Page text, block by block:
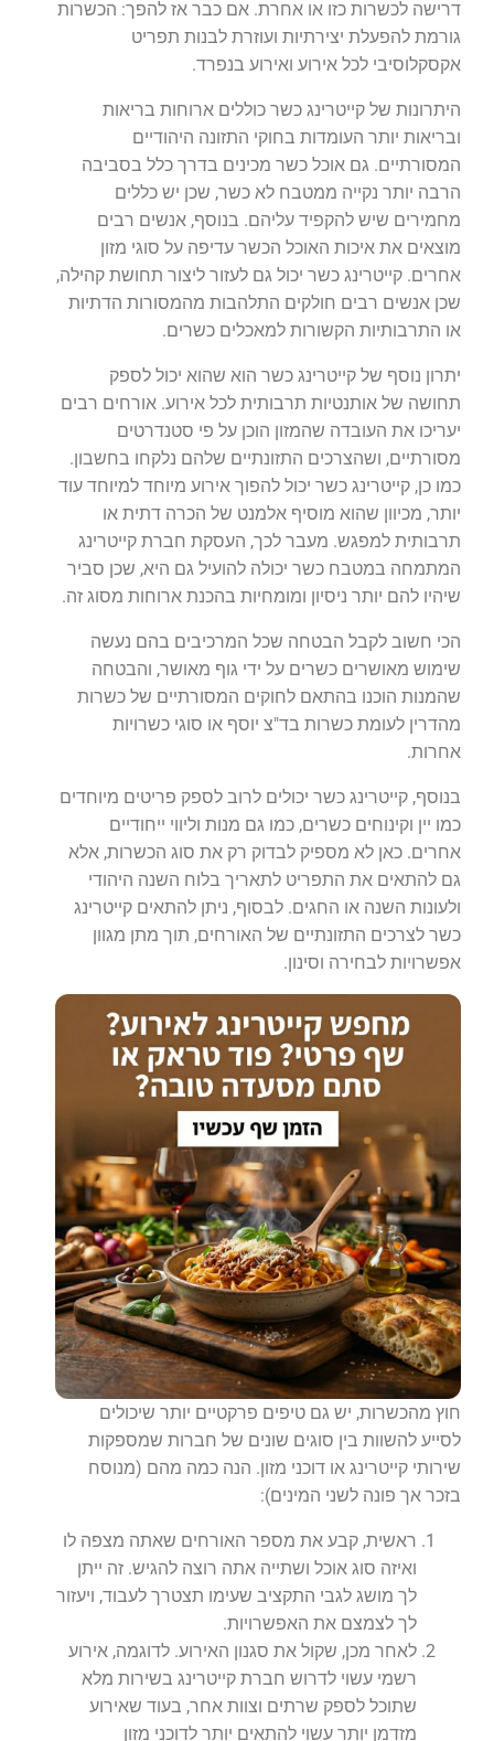
דרישה לכשרות כזו או אחרת. אם כבר אז להפך: הכשרות
גורמת להפעלת יצירתיות ועוזרת לבנות תפריט
אקסקלוסיבי לכל אירוע ואירוע בנפרד.
היתרונות של קייטרינג כשר כוללים ארוחות בריאות
ובריאות יותר העומדות בחוקי התזונה היהודיים
המסורתיים. גם אוכל כשר מכינים בדרך כלל בסביבה
הרבה יותר נקייה ממטבח לא כשר, שכן יש כללים
מחמירים שיש להקפיד עליהם. בנוסף, אנשים רבים
מוצאים את איכות האוכל הכשר עדיפה על סוגי מזון
אחרים. קייטרינג כשר יכול גם לעזור ליצור תחושת קהילה,
שכן אנשים רבים חולקים התלהבות מהמסורות הדתיות
או התרבותיות הקשורות למאכלים כשרים.
יתרון נוסף של קייטרינג כשר הוא שהוא יכול לספק
תחושה של אותנטיות תרבותית לכל אירוע. אורחים רבים
יעריכו את העובדה שהמזון הוכן על פי סטנדרטים
מסורתיים, ושהצרכים התזונתיים שלהם נלקחו בחשבון.
כמו כן, קייטרינג כשר יכול להפוך אירוע מיוחד למיוחד עוד
יותר, מכיוון שהוא מוסיף אלמנט של הכרה דתית או
תרבותית למפגש. מעבר לכך, העסקת חברת קייטרינג
המתמחה במטבח כשר יכולה להועיל גם היא, שכן סביר
שיהיו להם יותר ניסיון ומומחיות בהכנת ארוחות מסוג זה.
הכי חשוב לקבל הבטחה שכל המרכיבים בהם נעשה
שימוש מאושרים כשרים על ידי גוף מאושר, והבטחה
שהמנות הוכנו בהתאם לחוקים המסורתיים של כשרות
מהדרין לעומת כשרות בד"צ יוסף או סוגי כשרויות
אחרות.
בנוסף, קייטרינג כשר יכולים לרוב לספק פריטים מיוחדים
כמו יין וקינוחים כשרים, כמו גם מנות וליווי ייחודיים
אחרים. כאן לא מספיק לבדוק רק את סוג הכשרות, אלא
גם להתאים את התפריט לתאריך בלוח השנה היהודי
ולעונות השנה או החגים. לבסוף, ניתן להתאים קייטרינג
כשר לצרכים התזונתיים של האורחים, תוך מתן מגוון
אפשרויות לבחירה וסינון.
חוץ מהכשרות, יש גם טיפים פרקטיים יותר שיכולים
לסייע להשוות בין סוגים שונים של חברות שמספקות
שירותי קייטרינג או דוכני מזון. הנה כמה מהם (מנוסח
בזכר אך פונה לשני המינים):
ראשית, קבע את מספר האורחים שאתה מצפה לו
ואיזה סוג אוכל ושתייה אתה רוצה להגיש. זה ייתן
לך מושג לגבי התקציב שעימו תצטרך לעבוד, ויעזור
לך לצמצם את האפשרויות.
לאחר מכן, שקול את סגנון האירוע. לדוגמה, אירוע
רשמי עשוי לדרוש חברת קייטרינג בשירות מלא
שתוכל לספק שרתים וצוות אחר, בעוד שאירוע
מזדמן יותר עשוי להתאים יותר לדוכני מזון